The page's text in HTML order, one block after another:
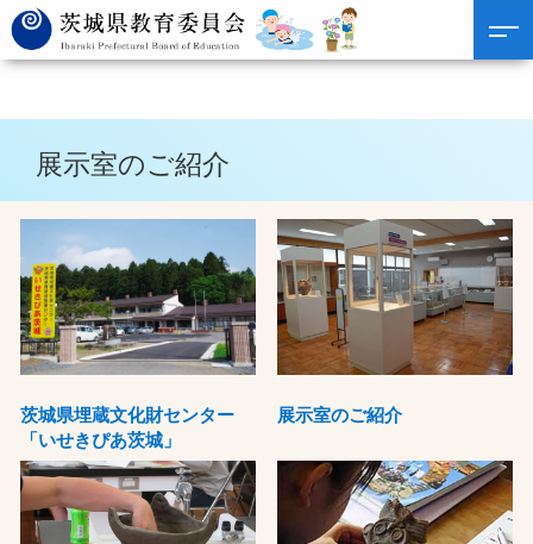
展示室のご紹介
茨城県埋蔵文化財センター
「いせきぴあ茨城」
展示室のご紹介